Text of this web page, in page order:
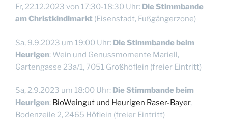
Fr, 22.12.2023 von 17:30-18:30 Uhr: Die Stimmbande
am Christkindlmarkt (Eisenstadt, Fußgängerzone)
Sa, 9.9.2023 um 19:00 Uhr: Die Stimmbande beim
Heurigen: Wein und Genussmomente Mariell,
Gartengasse 23a/1, 7051 Großhöflein (freier Eintritt)
Sa, 2.9.2023 um 18:00 Uhr: Die Stimmbande beim
Heurigen: BioWeingut und Heurigen Raser-Bayer,
Bodenzeile 2, 2465 Höflein (freier Eintritt)